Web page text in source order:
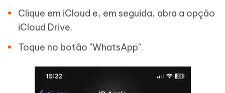
Clique em iCloud e, em seguida, abra a opção
iCloud Drive.
Toque no botão "WhatsApp".